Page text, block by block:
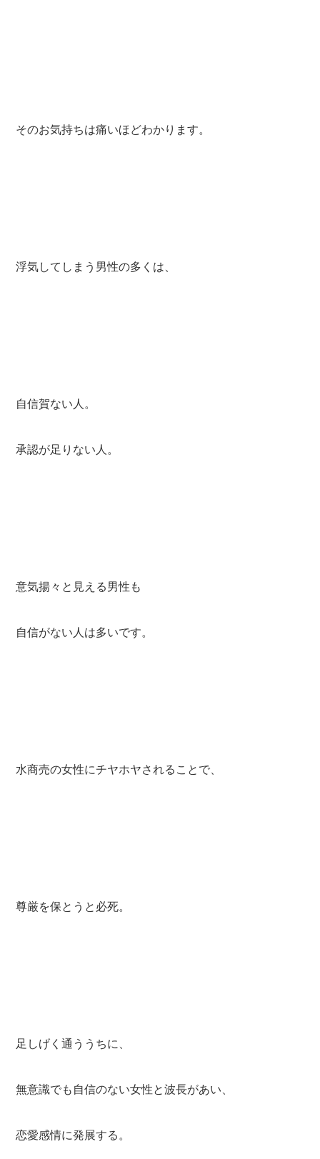
そのお気持ちは痛いほどわかります。
浮気してしまう男性の多くは、
自信賀ない人。
承認が足りない人。
意気揚々と見える男性も
自信がない人は多いです。
水商売の女性にチヤホヤされることで、
尊厳を保とうと必死。
足しげく通ううちに、
無意識でも自信のない女性と波長があい、
恋愛感情に発展する。